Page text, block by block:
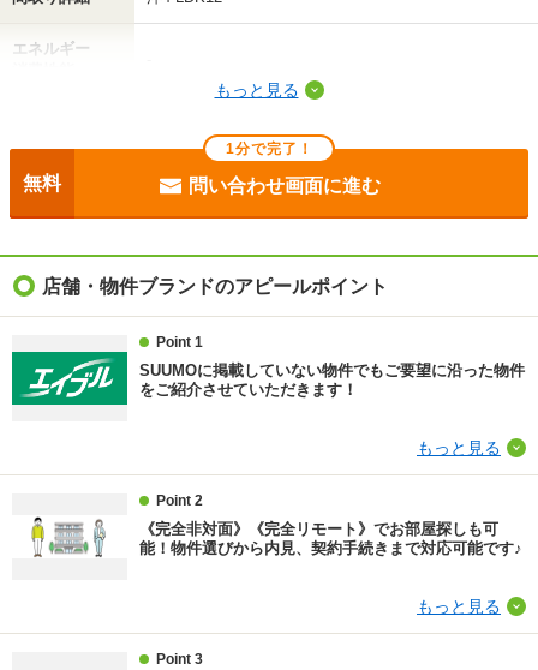
エネルギー
目安光熱費
入居 即
契約期間 普通借家 2年
ほか初期費用
合計11万円（内訳：ハイム’Ｓ ＣＬＵＢ中四国 165
00円税込 鍵交換代 16500円税込 ハウスクリーニ
その他諸費用 更新料 30000円
もっと見る
1分で完了！
無料 問い合わせ画面に進む
店舗・物件ブランドのアピールポイント
Point 1
SUUMOに掲載していない物件でもご要望に沿った物件
をご紹介させていただきます！
もっと見る
Point 2
《完全非対面》《完全リモート》でお部屋探しも可
能！物件選びから内見、契約手続きまで対応可能です♪
もっと見る
Point 3